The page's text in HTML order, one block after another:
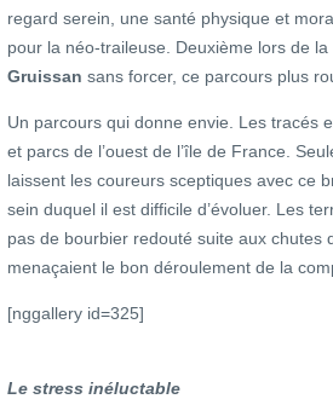
regard serein, une santé physique et
pour la néo-traileuse. Deuxième lors de
Gruissan sans forcer, ce parcours plus
Un parcours qui donne envie. Les tracés
et parcs de l’ouest de l’île de France.
laissent les coureurs sceptiques avec ce
sein duquel il est difficile d’évoluer. Les
pas de bourbier redouté suite aux chutes
menaçaient le bon déroulement de la
[nggallery id=325]
Le stress inéluctable